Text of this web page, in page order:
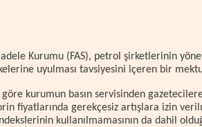
Kurumu (FAS), petrol şirketlerinin
uyulması tavsiyesini içeren bir
göre kurumun basın servisinden
fiyatlarında gerekçesiz artışlara izin
kullanılmamasının da dahil